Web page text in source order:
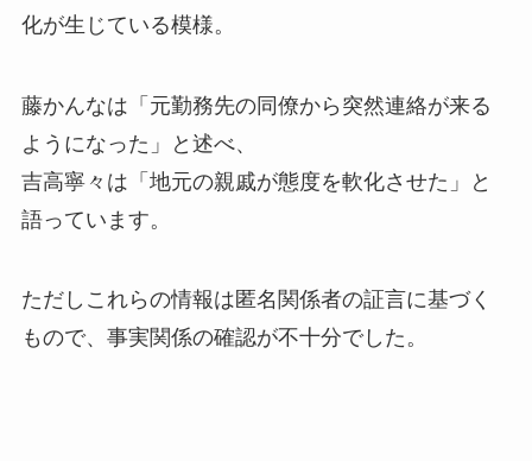
化が生じている模様。
藤かんなは「元勤務先の同僚から突然連絡が来る
ようになった」と述べ、
吉高寧々は「地元の親戚が態度を軟化させた」と
語っています。
ただしこれらの情報は匿名関係者の証言に基づく
もので、事実関係の確認が不十分でした。